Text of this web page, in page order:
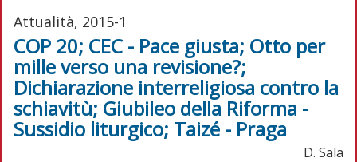
Attualità, 2015-1
COP 20; CEC - Pace giusta; Otto per
mille verso una revisione?;
Dichiarazione interreligiosa contro la
schiavitù; Giubileo della Riforma -
Sussidio liturgico; Taizé - Praga
D. Sala